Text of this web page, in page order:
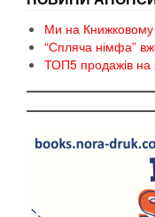
Ми на Книжковому
“Спляча німфа”
ТОП5 продажів на